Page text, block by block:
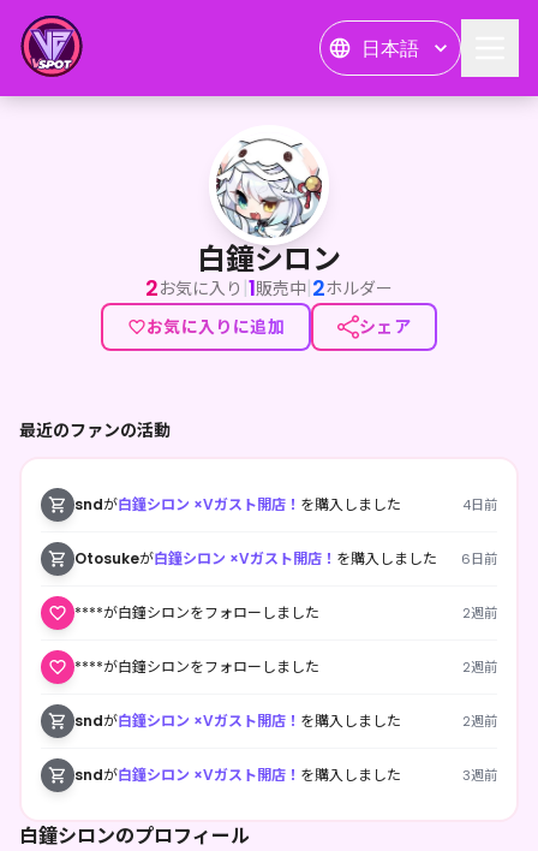
日本語
白鐘シロン
白鐘シロン
2お気に入り |1販売中|2ホルダー
お気に入りに追加
シェア
白鐘シロンのプロフィール
最近のファンの活動
sndが白鐘シロン ×Vガスト開店！ を購入しました 4日前
Otosukeが白鐘シロン ×Vガスト開店！ を購入しました 6日前
****が白鐘シロンをフォローしました 2週前
****が白鐘シロンをフォローしました 2週前
sndが白鐘シロン ×Vガスト開店！ を購入しました 2週前
sndが白鐘シロン ×Vガスト開店！ を購入しました 3週前